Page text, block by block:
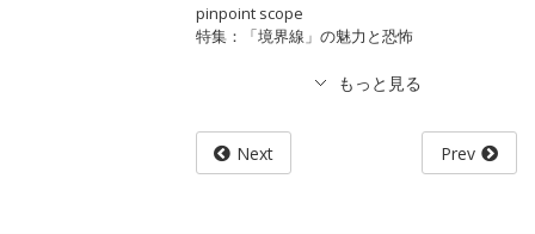
pinpoint scope
特集：「境界線」の魅力と恐怖
Next Prev